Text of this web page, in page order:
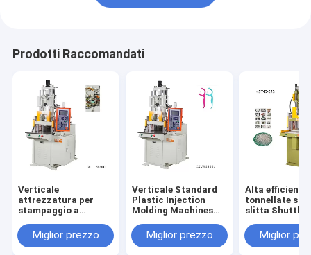
Prodotti Raccomandati
Verticale
attrezzatura per
stampaggio a
appendiabiti
completamente
Miglior prezzo
Verticale Standard
Plastic Injection
Molding Machines
SticksMiglior prezzo
Alta efficienza
tonnellate
slitta Shuttle
Molding
Miglior